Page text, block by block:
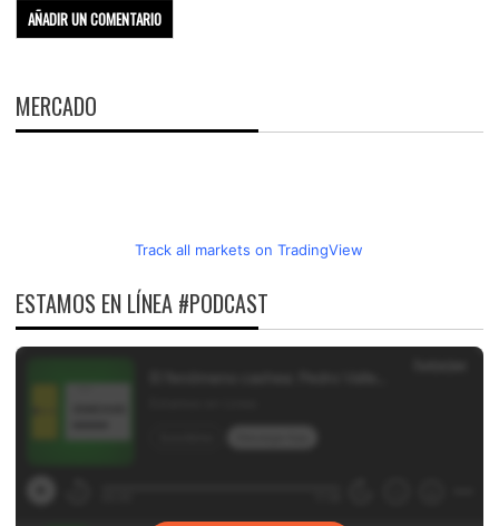
MERCADO
Track all markets on TradingView
ESTAMOS EN LÍNEA #PODCAST